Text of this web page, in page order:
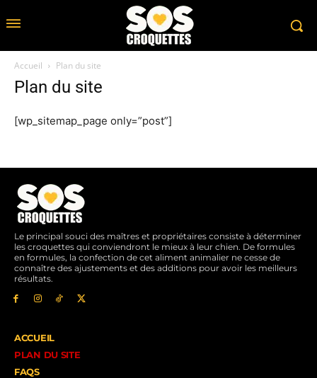
Accueil Plan du site
Plan du site
[wp_sitemap_page only=”post”]
Le principal souci des maîtres et propriétaires consiste à déterminer
les croquettes qui conviendront le mieux à leur chien. De formules
en formules, la confection de cet aliment animalier ne cesse de
connaître des ajustements et des additions pour avoir les meilleurs
résultats.
ACCUEIL
PLAN DU SITE
FAQS